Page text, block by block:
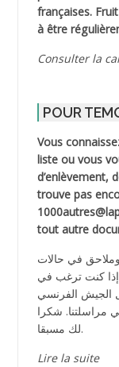
françaises.
à être
Consulter la
POUR
Vous
liste ou vous
d’enlèvement,
trouve pas
tout autre
في حالات
إذا كنت ترغب في
الجيش الفرنسي
، فلا تتردد في مراسلتنا. شكرا
لك مسبقا.
Lire la suite